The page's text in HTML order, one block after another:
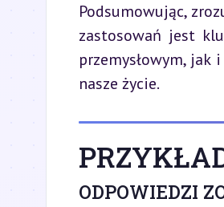
Podsumowując,
zastosowań jest
przemysłowym,
nasze życie.
ODPOWIEDZI